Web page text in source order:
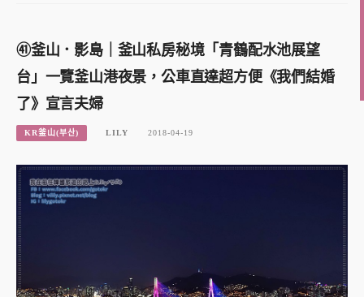
㊶釜山．影島｜釜山私房秘境「青鶴配水池展望
台」一覽釜山港夜景，公車直達超方便《我們結婚
了》宣言夫婦
KR釜山(부산) LILY 2018-04-19